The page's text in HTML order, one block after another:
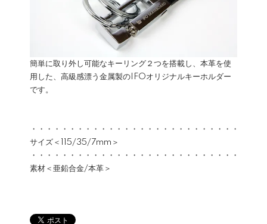
簡単に取り外し可能なキーリング２つを搭載し、本革を使
用した、高級感漂う金属製のIFOオリジナルキーホルダー
です。
・・・・・・・・・・・・・・・・・・・・・・・・・・・
サイズ＜115/35/7mm＞
・・・・・・・・・・・・・・・・・・・・・・・・・・・
素材＜亜鉛合金/本革＞